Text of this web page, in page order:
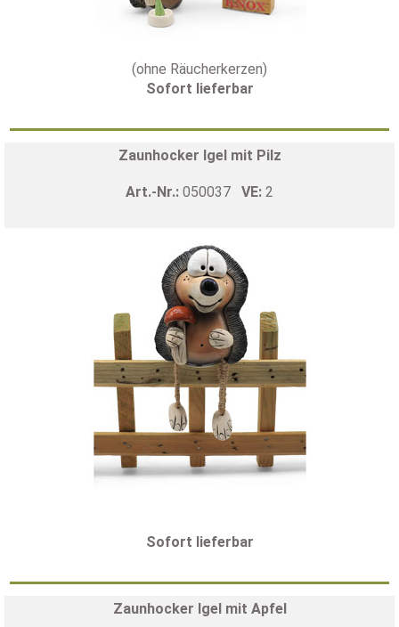
(ohne Räucherkerzen)
Sofort lieferbar
Zaunhocker Igel mit Pilz
Art.-Nr.: 050037 VE: 2
Sofort lieferbar
Zaunhocker Igel mit Apfel